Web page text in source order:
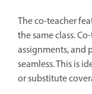
The co-teacher
the same class.
assignments, and
seamless. This is
or substitute